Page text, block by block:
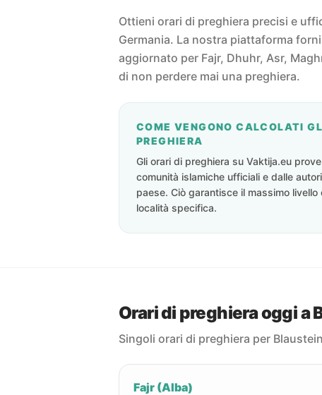
Ottieni orari di preghiera precisi e
Germania. La nostra piattaforma
aggiornato per Fajr, Dhuhr, Asr,
di non perdere mai una preghiera.
COME VENGONO CALCOLATI
PREGHIERA
Gli orari di preghiera su Vaktija.eu
comunità islamiche ufficiali e dalle
paese. Ciò garantisce il massimo
località specifica.
Orari di preghiera oggi a
Singoli orari di preghiera per
Fajr (Alba)